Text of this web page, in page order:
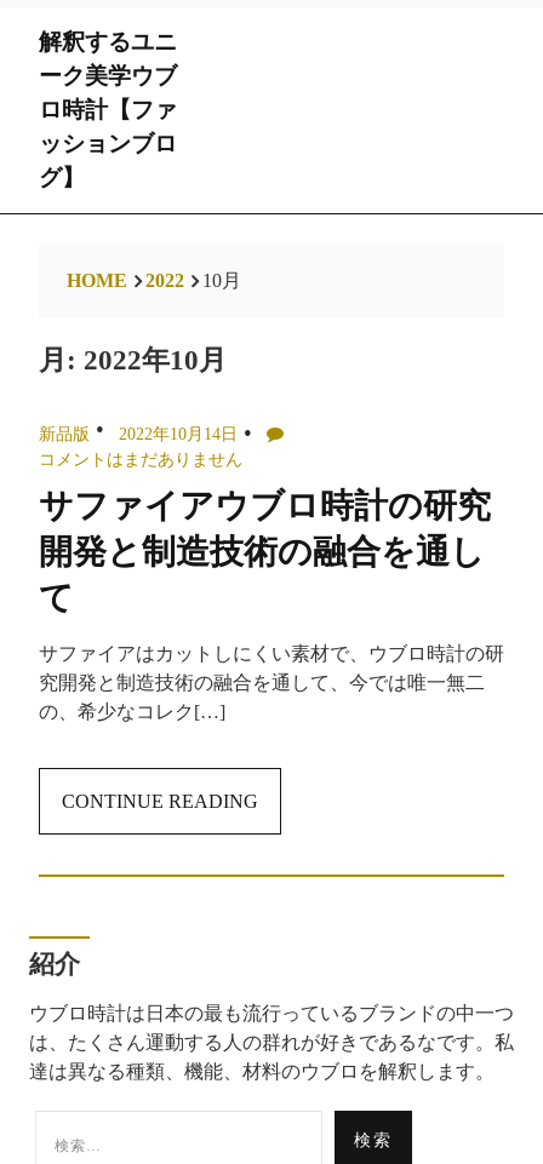
content
解釈するユニ
ーク美学ウブ
ロ時計【ファ
ッションブロ
グ】
HOME 2022 10月
月: 2022年10月
新品版
2022年10月14日
コメントはまだありません
サファイアウブロ時計の研究
開発と制造技術の融合を通し
て
サファイアはカットしにくい素材で、ウブロ時計の研
究開発と制造技術の融合を通して、今では唯一無二
の、希少なコレク[…]
CONTINUE READING
紹介
ウブロ時計は日本の最も流行っているブランドの中一つ
は、たくさん運動する人の群れが好きであるなです。私
達は異なる種類、機能、材料のウブロを解釈します。
索: